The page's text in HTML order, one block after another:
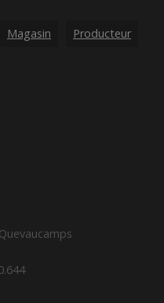
Magasin Producteur